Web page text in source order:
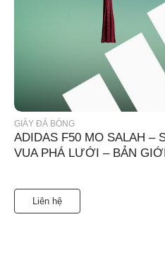
GIÀY ĐÁ BÓNG
ADIDAS F50 MO SALAH –
VUA PHÁ LƯỚI – BẢN
Liên hệ